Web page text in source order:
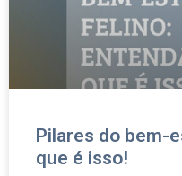
Pilares do bem-
que é isso!